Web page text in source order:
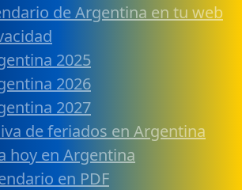
de Argentina en tu web
2025
2026
2027
de feriados en Argentina
hoy en Argentina
en PDF